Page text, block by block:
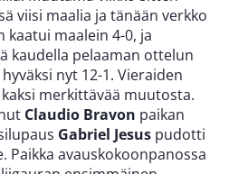
viisi maalia ja tänään verkko
kaatui maalein 4-0, ja
kaudella pelaaman ottelun
nyt 12-1. Vieraiden
merkittävää muutosta.
Claudio Bravon paikan
Gabriel Jesus pudotti
Paikka avauskokoonpanossa